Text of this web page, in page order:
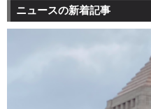
ニュースの新着記事